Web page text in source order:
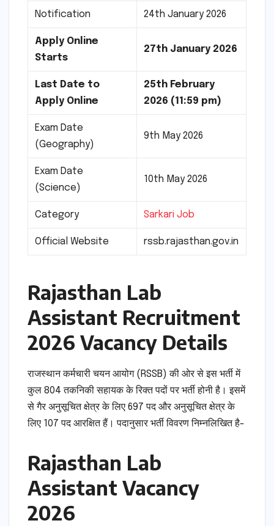
Notification 24th January 2026
Apply Online
Starts
27th January 2026
Last Date to
Apply Online
25th February
2026 (11:59 pm)
Exam Date
(Geography)
9th May 2026
Exam Date
(Science)
10th May 2026
Category Sarkari Job
Official Website rssb.rajasthan.gov.in
Rajasthan Lab
Assistant Recruitment
2026 Vacancy Details
राजस्थान कर्मचारी चयन आयोग (RSSB) की ओर से इस भर्ती में
कुल 804 तकनिकी सहायक के रिक्त पदों पर भर्ती होनी है। इसमें
से गैर अनुसूचित क्षेत्र के लिए 697 पद और अनुसूचित क्षेत्र के
लिए 107 पद आरक्षित हैं। पदानुसार भर्ती विवरण निम्नलिखित है-
Rajasthan Lab
Assistant Vacancy
2026